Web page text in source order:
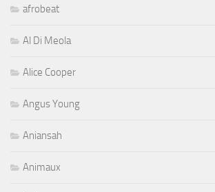
afrobeat
Al Di Meola
Alice Cooper
Angus Young
Aniansah
Animaux